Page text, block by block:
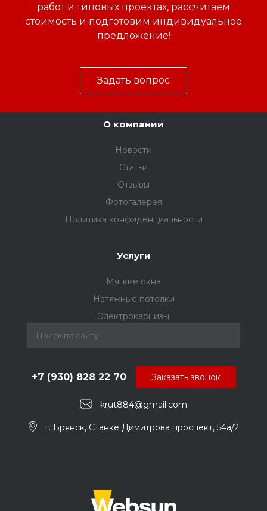
работ и типовых проектах, рассчитаем
стоимость и подготовим индивидуальное
предложение!
Задать вопрос
О компании
Новости
Статьи
Отзывы
Фотогалерея
Политика конфиденциальности
Услуги
Мягкие окна
Натяжные потолки
Электрокарнизы
+7 (930) 828 22 70
krut884@gmail.com
Заказать звонок
г. Брянск, Станке Димитрова проспект, 54а/2